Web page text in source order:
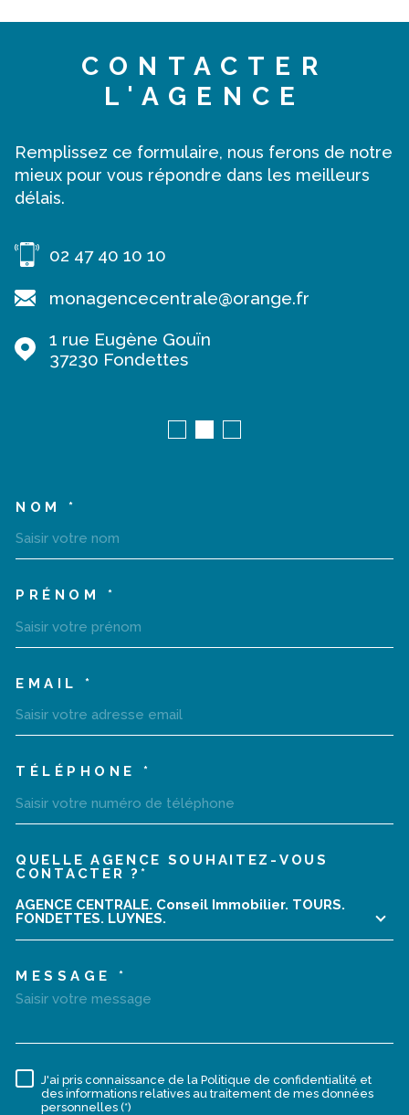
CONTACTER
L'AGENCE
Remplissez ce formulaire, nous ferons de notre
mieux pour vous répondre dans les meilleurs
délais.
02 47 40 10 10
monagencecentrale@orange.fr
1 rue Eugène Gouïn
37230
Fondettes
NOM *
PRÉNOM *
EMAIL *
TÉLÉPHONE *
QUELLE AGENCE SOUHAITEZ-VOUS
CONTACTER ?*
AGENCE CENTRALE. Conseil Immobilier. TOURS.
FONDETTES. LUYNES.
MESSAGE *
RÈGLEMENTATION
J'ai pris connaissance de la Politique de confidentialité et
des informations relatives au traitement de mes données
personnelles (*)